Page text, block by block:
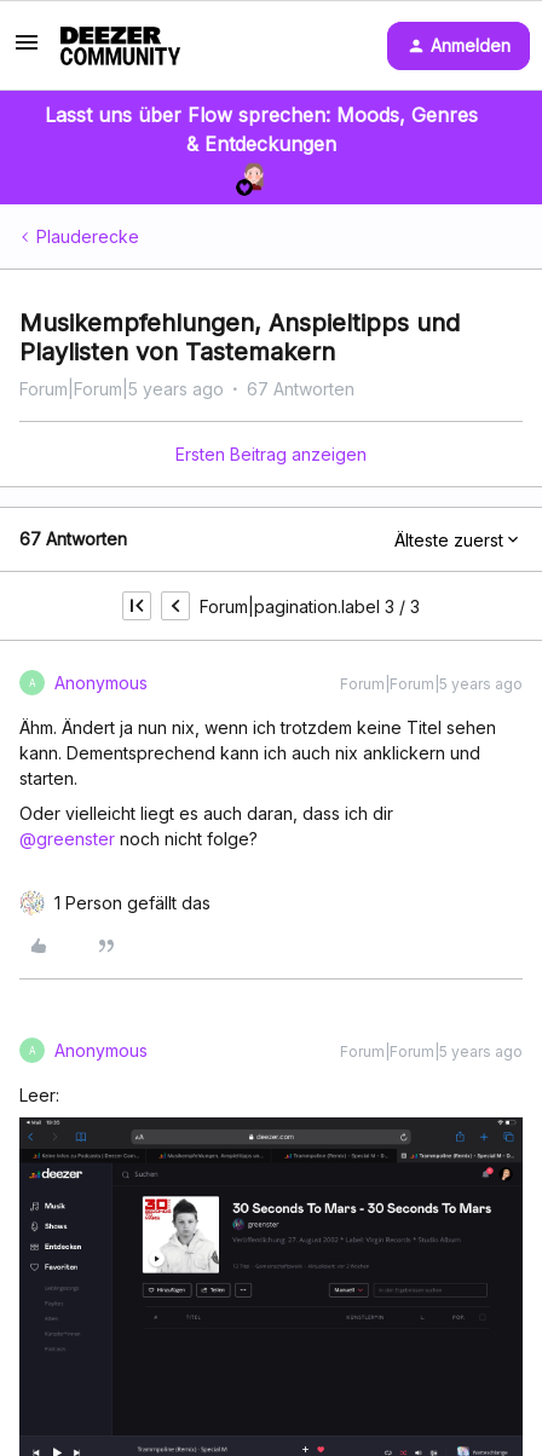
Anmelden
Lasst uns über Flow sprechen: Moods, Genres
& Entdeckungen
Plauderecke
Musikempfehlungen, Anspieltipps und
Playlisten von Tastemakern
Forum|Forum|5 years ago 67 Antworten
Ersten Beitrag anzeigen
67 Antworten Älteste zuerst
Forum|pagination.label 3 / 3
A Anonymous Forum|Forum|5 years ago
Ähm. Ändert ja nun nix, wenn ich trotzdem keine Titel sehen
kann. Dementsprechend kann ich auch nix anklickern und
starten.
Oder vielleicht liegt es auch daran, dass ich dir
@greenster noch nicht folge?
1 Person gefällt das
A Anonymous Forum|Forum|5 years ago
Leer: